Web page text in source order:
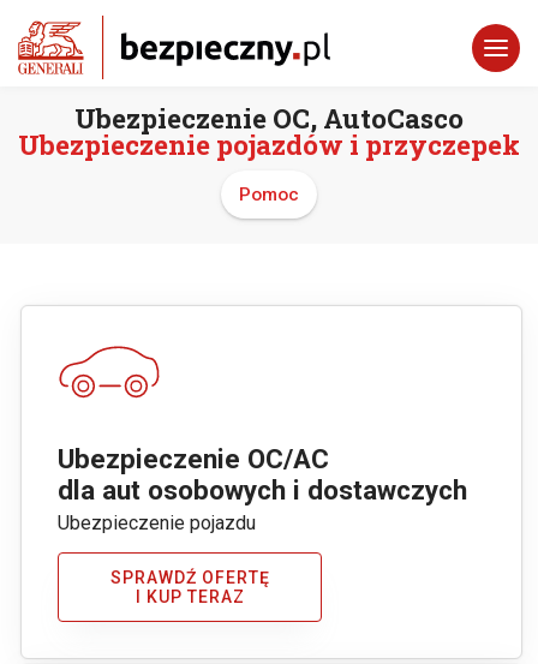
Ubezpieczenie OC, AutoCasco
Ubezpieczenie pojazdów i przyczepek
Pomoc
Ubezpieczenie OC/AC
dla aut osobowych i dostawczych
Ubezpieczenie pojazdu
SPRAWDŹ OFERTĘ
I KUP TERAZ